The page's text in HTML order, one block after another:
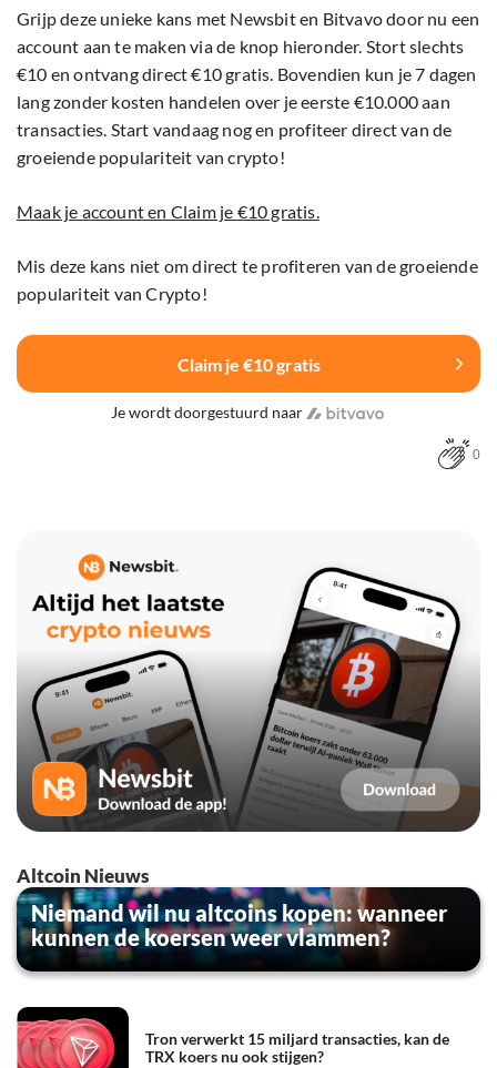
Grijp deze unieke kans met Newsbit en Bitvavo door nu een
account aan te maken via de knop hieronder. Stort slechts
€10 en ontvang direct €10 gratis. Bovendien kun je 7 dagen
lang zonder kosten handelen over je eerste €10.000 aan
transacties. Start vandaag nog en profiteer direct van de
groeiende populariteit van crypto!
Maak je account en Claim je €10 gratis.
Mis deze kans niet om direct te profiteren van de groeiende
populariteit van Crypto!
Claim je €10 gratis
Je wordt doorgestuurd naar
0
Altcoin Nieuws
Niemand wil nu altcoins kopen: wanneer
kunnen de koersen weer vlammen?
Tron verwerkt 15 miljard transacties, kan de
TRX koers nu ook stijgen?